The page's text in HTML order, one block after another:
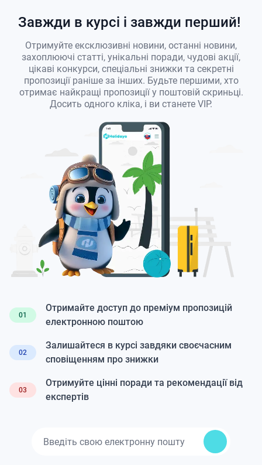
Завжди в курсі і завжди перший!
Отримуйте ексклюзивні новини, останні новини,
захоплюючі статті, унікальні поради, чудові акції,
цікаві конкурси, спеціальні знижки та секретні
пропозиції раніше за інших. Будьте першими, хто
отримає найкращі пропозиції у поштовій скриньці.
Досить одного кліка, і ви станете VIP.
01
Отримайте доступ до преміум пропозицій
електронною поштою
02
Залишайтеся в курсі завдяки своєчасним
сповіщенням про знижки
03
Отримуйте цінні поради та рекомендації від
експертів